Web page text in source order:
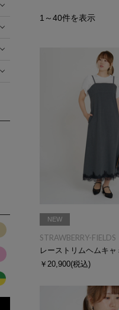
1 ～40件を表示
NEW
STRAWBERRY-FIELDS
レーストリムヘムキャ
￥20,900(税込)